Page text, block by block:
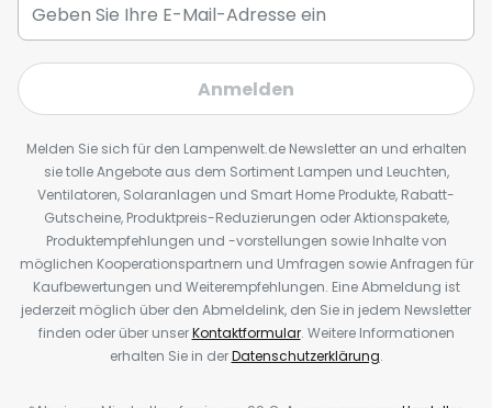
Anmelden
Melden Sie sich für den Lampenwelt.de Newsletter an und erhalten
sie tolle Angebote aus dem Sortiment Lampen und Leuchten,
Ventilatoren, Solaranlagen und Smart Home Produkte, Rabatt-
Gutscheine, Produktpreis-Reduzierungen oder Aktionspakete,
Produktempfehlungen und -vorstellungen sowie Inhalte von
möglichen Kooperationspartnern und Umfragen sowie Anfragen für
Kaufbewertungen und Weiterempfehlungen. Eine Abmeldung ist
jederzeit möglich über den Abmeldelink, den Sie in jedem Newsletter
finden oder über unserKontaktformular. Weitere Informationen
erhalten Sie in derDatenschutzerklärung.